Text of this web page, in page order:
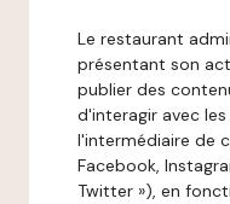
Le restaurant
présentant son
publier des
d'interagir avec
l'intermédiaire de
Facebook,
Twitter »), en